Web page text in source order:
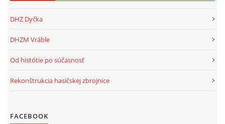
DHZ Dyčka
DHZM Vráble
Od histótie po súčasnosť
Rekonštrukcia hasičskej zbrojnice
FACEBOOK